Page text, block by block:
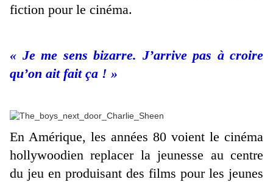
fiction pour le cinéma.
« Je me sens bizarre. J’arrive pas à croire
qu’on ait fait ça ! »
En Amérique, les années 80 voient le cinéma
hollywoodien replacer la jeunesse au centre
du jeu en produisant des films pour les jeunes